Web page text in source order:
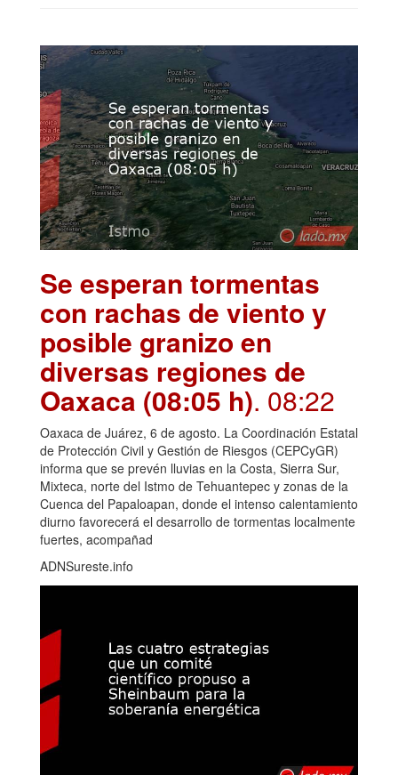
Se esperan tormentas
con rachas de viento y
posible granizo en
diversas regiones de
Oaxaca (08:05 h). 08:22
Oaxaca de Juárez, 6 de agosto. La Coordinación Estatal
de Protección Civil y Gestión de Riesgos (CEPCyGR)
informa que se prevén lluvias en la Costa, Sierra Sur,
Mixteca, norte del Istmo de Tehuantepec y zonas de la
Cuenca del Papaloapan, donde el intenso calentamiento
diurno favorecerá el desarrollo de tormentas localmente
fuertes, acompañad
ADNSureste.info